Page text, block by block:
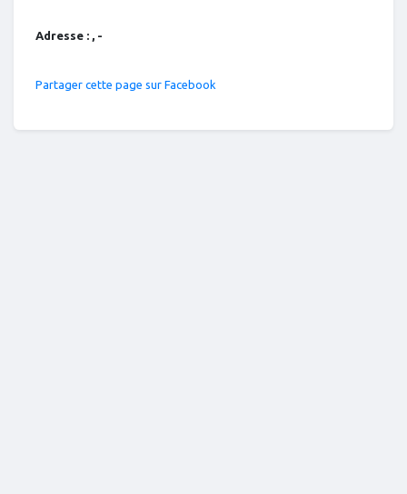
Adresse : , -
Partager cette page sur Facebook